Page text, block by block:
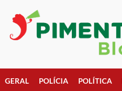
GERAL POLÍCIA POLÍTICA